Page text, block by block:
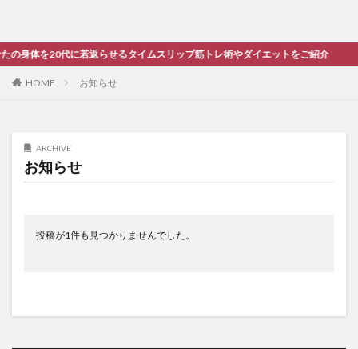
身体を20代に若返らせるタイムスリップ筋トレ術やダイエットをご紹介
HOME お知らせ
ARCHIVE
お知らせ
投稿が1件も見つかりませんでした。